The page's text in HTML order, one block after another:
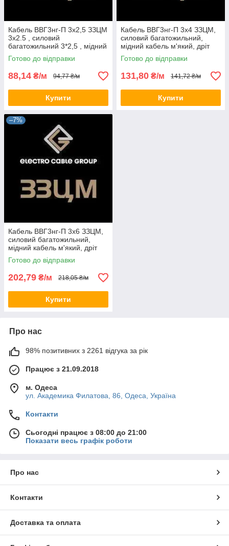
Кабель ВВГ3нг-П 3х2,5 ЗЗЦМ
3х2.5 , силовий
багатожильний 3*2,5 , мідний
кабель м'який 3*2.5
Готово до відправки
88,14 ₴/м 94,77 ₴/м
Купити
Кабель ВВГ3нг-П 3х4 ЗЗЦМ,
силовий багатожильний,
мідний кабель м'який, дріт
плоский (на відріз)
Готово до відправки
131,80 ₴/м 141,72 ₴/м
Купити
–7%
Кабель ВВГ3нг-П 3х6 ЗЗЦМ,
силовий багатожильний,
мідний кабель м'який, дріт
плоский (на відріз)
Готово до відправки
202,79 ₴/м 218,05 ₴/м
Купити
Про нас
98% позитивних з 2261 відгука за рік
Працює з 21.09.2018
м. Одеса
ул. Академика Филатова, 86, Одеса, Україна
Контакти
Сьогодні працює з 08:00 до 21:00
Показати весь графік роботи
Про нас
Контакти
Доставка та оплата